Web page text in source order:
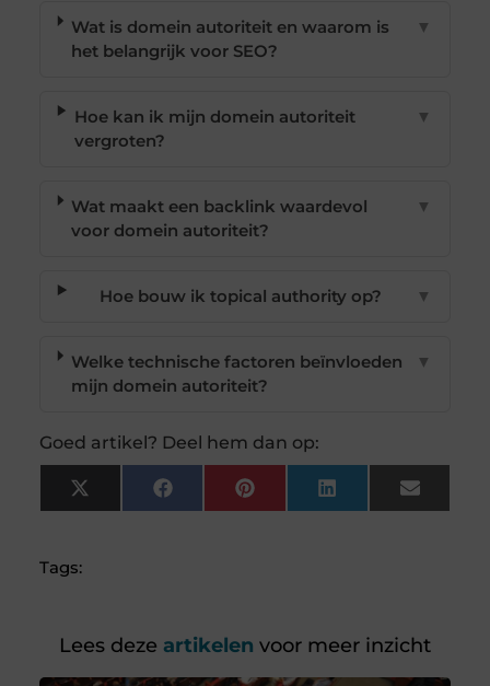
Wat is domein autoriteit en waarom is
het belangrijk voor SEO?
▼
Hoe kan ik mijn domein autoriteit
vergroten?
▼
Wat maakt een backlink waardevol
voor domein autoriteit?
▼
Hoe bouw ik topical authority op? ▼
Welke technische factoren beïnvloeden
mijn domein autoriteit?
▼
Goed artikel? Deel hem dan op:
X
(Twitter)
FacebookPinterest LinkedIn Email
Tags:
Lees deze artikelen voor meer inzicht